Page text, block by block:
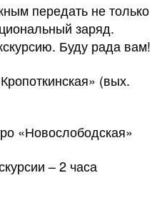
передать не только
заряд.
Буду рада вам!
(вых.
«Новослободская»
– 2 часа